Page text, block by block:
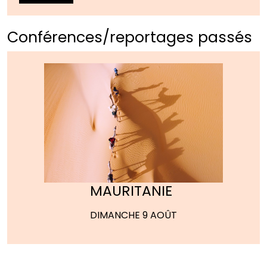
Conférences/reportages passés
MAURITANIE
DIMANCHE 9 AOÛT